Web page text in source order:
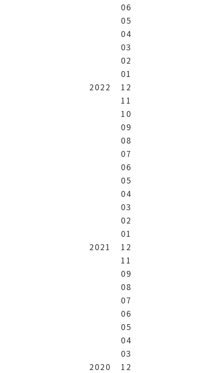
06
05
04
03
02
01
2022
12
11
10
09
08
07
06
05
04
03
02
01
2021
12
11
09
08
07
06
05
04
03
2020
12